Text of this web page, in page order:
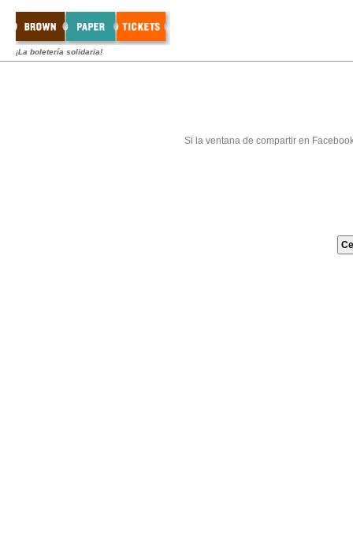
¡La boletería solidaria!
Si la ventana de compartir en